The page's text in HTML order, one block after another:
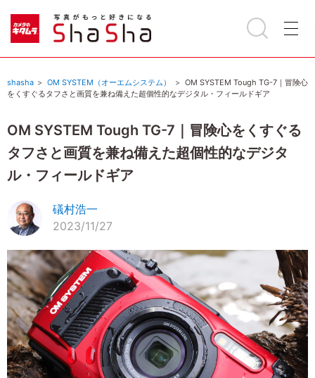
shasha OM SYSTEM（オーエムシステム）
OM SYSTEM Tough TG-7｜冒険心
をくすぐるタフさと画質を兼ね備えた超個性的なデジタル・フィールドギア
OM SYSTEM Tough TG-7｜冒険心をくすぐる
タフさと画質を兼ね備えた超個性的なデジタ
ル・フィールドギア
礒村浩一
2023/11/27